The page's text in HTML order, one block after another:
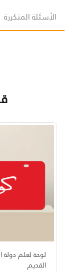
الأسئلة المتكررة
لوحة لعلم دولة
القديم